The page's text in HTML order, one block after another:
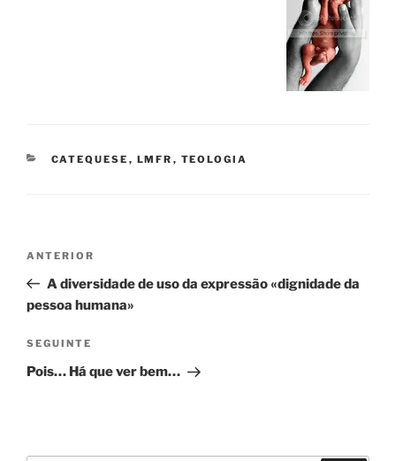
CATEGORIAS
CATEQUESE , LMFR , TEOLOGIA
artigos
Conteúdo
anterior
ANTERIOR
A diversidade de uso da expressão «dignidade da
pessoa humana»
Conteúdo
seguinte
SEGUINTE
Pois… Há que ver bem…